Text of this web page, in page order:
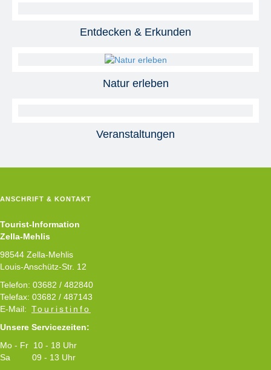
Entdecken & Erkunden
Natur erleben
Veranstaltungen
ANSCHRIFT & KONTAKT
Tourist-Information
Zella-Mehlis
98544 Zella-Mehlis
Louis-Anschütz-Str. 12
Telefon: 03682 / 482840
Telefax: 03682 / 487143
E-Mail: Touristinfo
Unsere Servicezeiten:
Mo - Fr 10 - 18 Uhr
Sa 09 - 13 Uhr